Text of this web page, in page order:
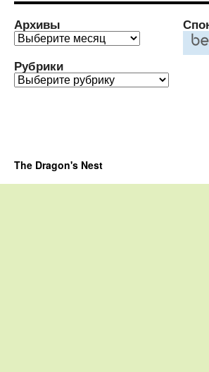
Архивы
Архивы
Рубрики
Рубрики
The Dragon's Nest